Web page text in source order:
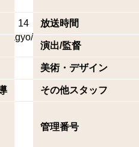
hagyo/index_4.html
14 放送時間
演出/監督
美術・デザイン
その他スタッフ
管理番号